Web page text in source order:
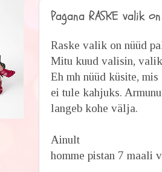
Pagana RASKE valik
Raske valik on nüüd
Mitu kuud valisin,
Eh mh nüüd küsite,
ei tule kahjuks.
langeb kohe välja.
Ainult
homme pistan 7 maali